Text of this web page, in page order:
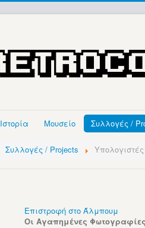
Ιστορία Μουσείο Συλλογές /
Συλλογές / Projects Υπολογιστές
Επιστροφή στο Άλμπουμ
Οι Αγαπημένες